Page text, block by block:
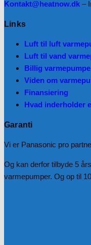
Kontakt@heatnow.dk –
Links
Luft til luft
Luft til vand
Billig varmepumpe
Viden om
Finansiering
Hvad inderholder
Garanti
Vi er Panasonic pro
Og kan derfor tilbyde 5
varmepumper. Og op til